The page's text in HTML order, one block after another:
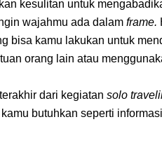
kesulitan untuk
wajahmu ada dalam frame.
bisa kamu lakukan untuk
orang lain atau
dari kegiatan solo
butuhkan seperti